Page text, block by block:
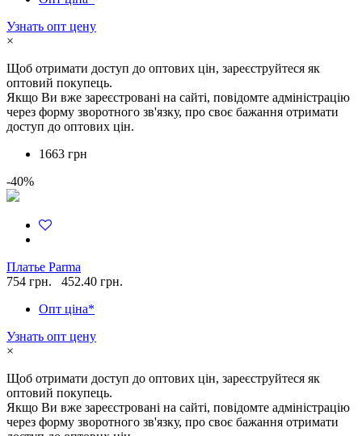
Узнать опт цену
×
Щоб отримати доступ до оптових цін, зареєструйтеся як
оптовий покупець.
Якщо Ви вже зареєстровані на сайті, повідомте адміністрацію
через форму зворотного зв'язку, про своє бажання отримати
доступ до оптових цін.
1663 грн
-40%
Платье Parma
754 грн.
452.40 грн.
Опт ціна*
Узнать опт цену
×
Щоб отримати доступ до оптових цін, зареєструйтеся як
оптовий покупець.
Якщо Ви вже зареєстровані на сайті, повідомте адміністрацію
через форму зворотного зв'язку, про своє бажання отримати